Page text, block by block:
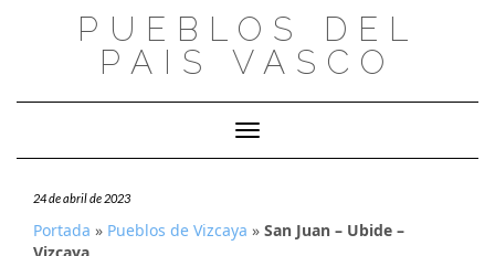
PUEBLOS DEL
PAIS VASCO
Cambiar modo de navegación
24 de abril de 2023
Portada » Pueblos de Vizcaya » San Juan – Ubide –